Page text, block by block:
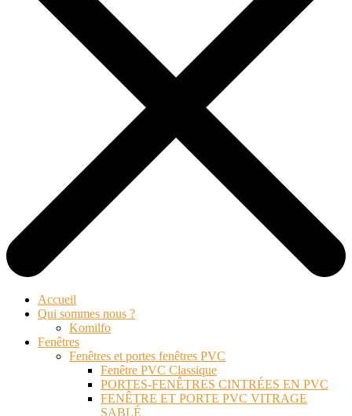
Accueil
Qui sommes nous ?
Komilfo
Fenêtres
Fenêtres et portes fenêtres PVC
Fenêtre PVC Classique
PORTES-FENÊTRES CINTRÉES EN PVC
FENÊTRE ET PORTE PVC VITRAGE
SABLÉ